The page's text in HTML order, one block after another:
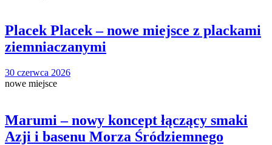
Placek Placek – nowe miejsce z plackami
ziemniaczanymi
30 czerwca 2026
nowe miejsce
Marumi – nowy koncept łączący smaki
Azji i basenu Morza Śródziemnego